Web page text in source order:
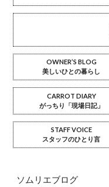
OWNER’S BLOG
美しいひとの暮らし
CARROT DIARY
がっちり「現場日記」
STAFF VOICE
スタッフのひとり言
ソムリエブログ